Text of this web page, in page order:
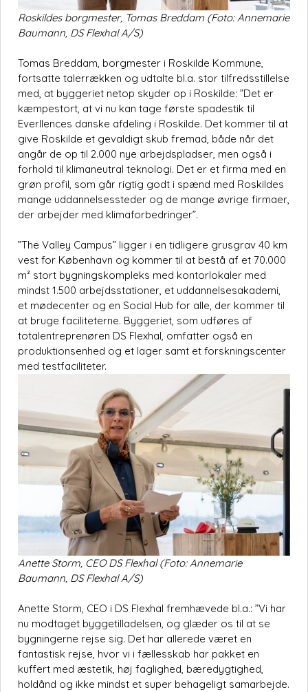
Roskildes borgmester, Tomas Breddam (Foto: Annemarie
Baumann, DS Flexhal A/S)
Tomas Breddam, borgmester i Roskilde Kommune,
fortsatte talerrækken og udtalte bl.a. stor tilfredsstillelse
med, at byggeriet netop skyder op i Roskilde: ”Det er
kæmpestort, at vi nu kan tage første spadestik til
Everllences danske afdeling i Roskilde. Det kommer til at
give Roskilde et gevaldigt skub fremad, både når det
angår de op til 2.000 nye arbejdspladser, men også i
forhold til klimaneutral teknologi. Det er et firma med en
grøn profil, som går rigtig godt i spænd med Roskildes
mange uddannelsessteder og de mange øvrige firmaer,
der arbejder med klimaforbedringer”.
”The Valley Campus” ligger i en tidligere grusgrav 40 km
vest for København og kommer til at bestå af et 70.000
m² stort bygningskompleks med kontorlokaler med
mindst 1.500 arbejdsstationer, et uddannelsesakademi,
et mødecenter og en Social Hub for alle, der kommer til
at bruge faciliteterne. Byggeriet, som udføres af
totalentreprenøren DS Flexhal, omfatter også en
produktionsenhed og et lager samt et forskningscenter
med testfaciliteter.
Anette Storm, CEO DS Flexhal (Foto: Annemarie
Baumann, DS Flexhal A/S)
Anette Storm, CEO i DS Flexhal fremhævede bl.a.: ”Vi har
nu modtaget byggetilladelsen, og glæder os til at se
bygningerne rejse sig. Det har allerede været en
fantastisk rejse, hvor vi i fællesskab har pakket en
kuffert med æstetik, høj faglighed, bæredygtighed,
holdånd og ikke mindst et super behageligt samarbejde.